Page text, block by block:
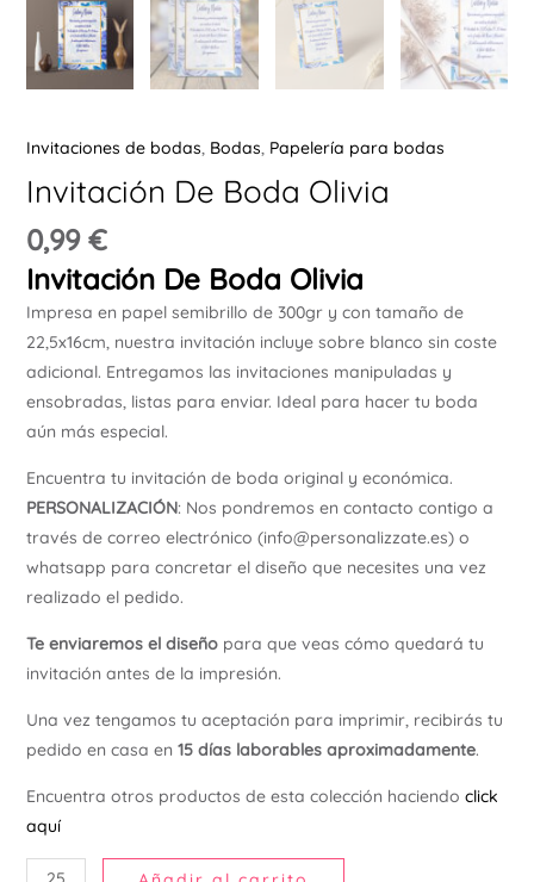
Invitaciones de bodas, Bodas, Papelería para bodas
Invitación De Boda Olivia
0,99 €
Invitación De Boda Olivia
Impresa en papel semibrillo de 300gr y con tamaño de
22,5x16cm, nuestra invitación incluye sobre blanco sin coste
adicional. Entregamos las invitaciones manipuladas y
ensobradas, listas para enviar. Ideal para hacer tu boda
aún más especial.
Encuentra tu invitación de boda original y económica.
PERSONALIZACIÓN: Nos pondremos en contacto contigo a
través de correo electrónico (info@personalizzate.es) o
whatsapp para concretar el diseño que necesites una vez
realizado el pedido.
Te enviaremos el diseñopara que veas cómo quedará tu
invitación antes de la impresión.
Una vez tengamos tu aceptación para imprimir, recibirás tu
pedido en casa en 15 días laborables aproximadamente.
Encuentra otros productos de esta colección haciendo click
aquí